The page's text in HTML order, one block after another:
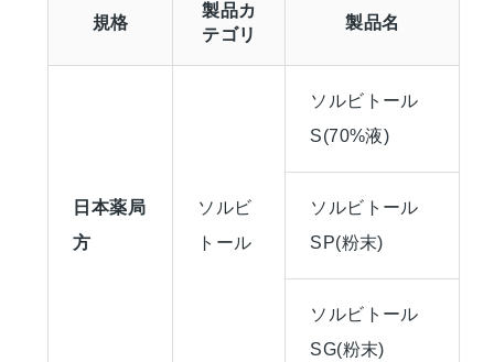
規格
製品カ
テゴリ
製品名
日本薬局
方
ソルビ
トール
ソルビトール
S(70%液)
ソルビトール
SP(粉末)
ソルビトール
SG(粉末)